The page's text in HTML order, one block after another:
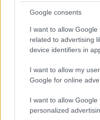
Google consents
I want to allow
related to advertising
device identifiers in
I want to allow my
Google for online
I want to allow Google
personalized
GUIDE PER VIAGGIATORI
I Paesi dove puoi
campeggio
previsto